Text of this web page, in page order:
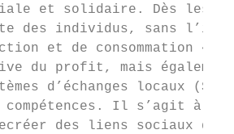
et solidaire. Dès les
des individus, sans
et de consommation
du profit, mais
d’échanges locaux
compétences. Il s’agit à
des liens sociaux de